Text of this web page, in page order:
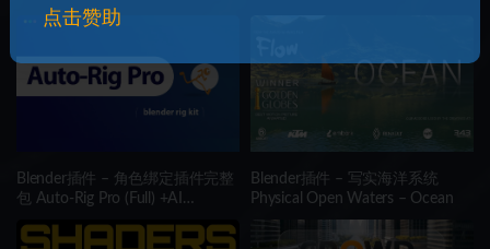
Blender插件 – 角色绑定插件完整
包 Auto-Rig Pro (Full) +AI
Blender插件 – 写实海洋系统
Physical Open Waters – Ocean
点击赞助